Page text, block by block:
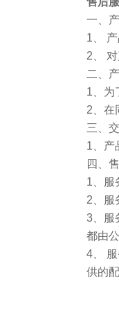
一、
1、
2、
二、
1、为
2、在
三、
1、产
四、
1、服
2、服
3、服
都由
4、
供的